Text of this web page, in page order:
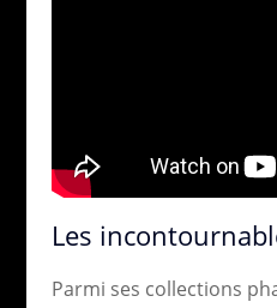
Les
Parmi ses collections